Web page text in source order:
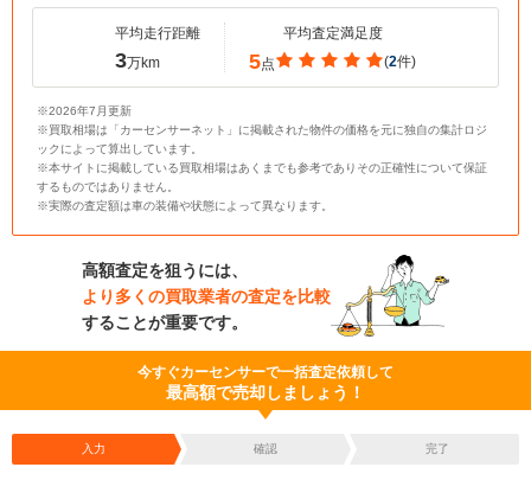
平均走行距離
3万km
平均査定満足度
5点 (2件)
※2026年7月更新
※買取相場は「カーセンサーネット」に掲載された物件の価格を元に独自の集計ロジ
ックによって算出しています。
※本サイトに掲載している買取相場はあくまでも参考でありその正確性について保証
するものではありません。
※実際の査定額は車の装備や状態によって異なります。
高額査定を狙うには、
より多くの買取業者の査定を比較
することが重要です。
今すぐカーセンサーで一括査定依頼して
最高額で売却しましょう！
入力 確認 完了